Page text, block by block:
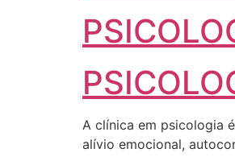
A clínica em psicologia
alívio emocional,